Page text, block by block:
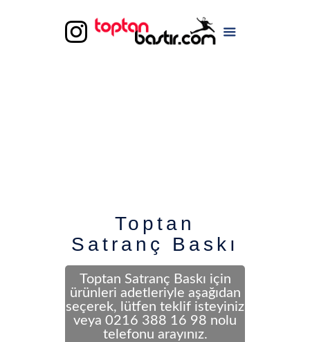
Toptan
Satranç Baskı
Toptan Satranç Baskı için
ürünleri adetleriyle aşağıdan
seçerek, lütfen teklif isteyiniz
veya 0216 388 16 98 nolu
telefonu arayınız.